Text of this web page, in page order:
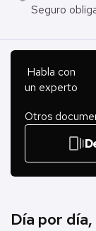
Seguro
Habla con
un experto
Otros
web_stories
Día por